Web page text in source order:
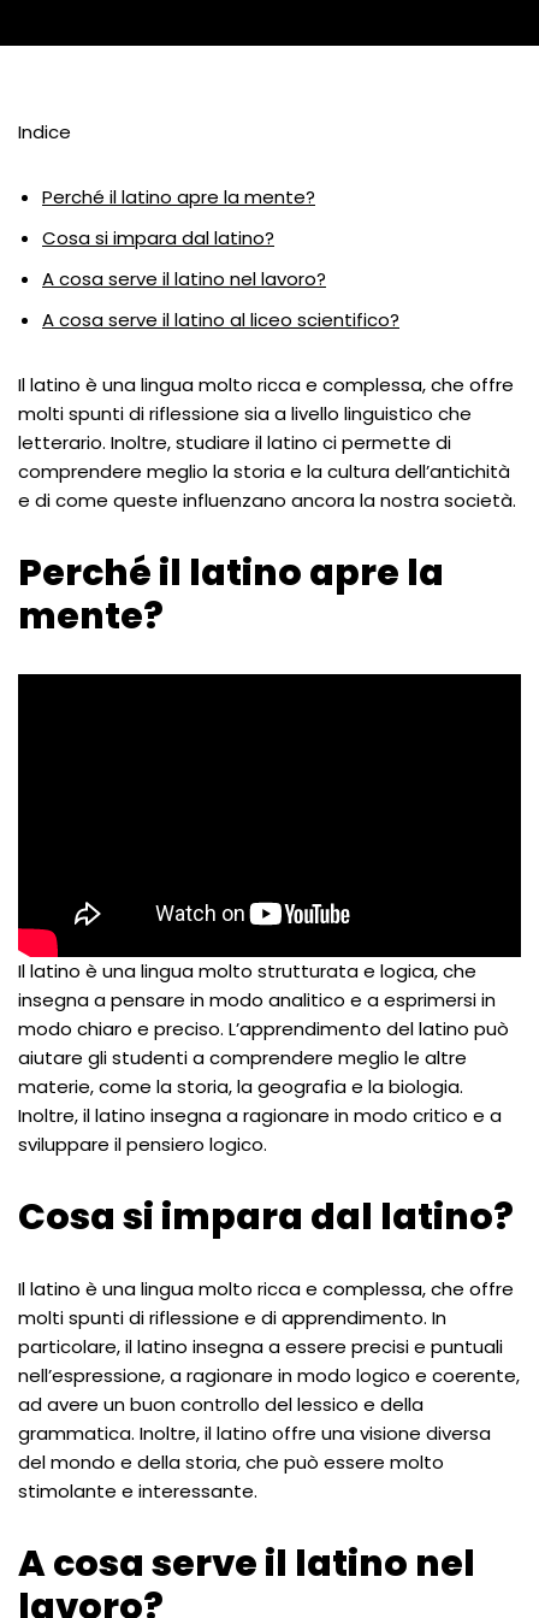
Indice
Perché il latino apre la mente?
Cosa si impara dal latino?
A cosa serve il latino nel lavoro?
A cosa serve il latino al liceo scientifico?
Il latino è una lingua molto ricca e complessa, che offre
molti spunti di riflessione sia a livello linguistico che
letterario. Inoltre, studiare il latino ci permette di
comprendere meglio la storia e la cultura dell’antichità
e di come queste influenzano ancora la nostra società.
Perché il latino apre la
mente?
Il latino è una lingua molto strutturata e logica, che
insegna a pensare in modo analitico e a esprimersi in
modo chiaro e preciso. L’apprendimento del latino può
aiutare gli studenti a comprendere meglio le altre
materie, come la storia, la geografia e la biologia.
Inoltre, il latino insegna a ragionare in modo critico e a
sviluppare il pensiero logico.
Cosa si impara dal latino?
Il latino è una lingua molto ricca e complessa, che offre
molti spunti di riflessione e di apprendimento. In
particolare, il latino insegna a essere precisi e puntuali
nell’espressione, a ragionare in modo logico e coerente,
ad avere un buon controllo del lessico e della
grammatica. Inoltre, il latino offre una visione diversa
del mondo e della storia, che può essere molto
stimolante e interessante.
A cosa serve il latino nel
lavoro?